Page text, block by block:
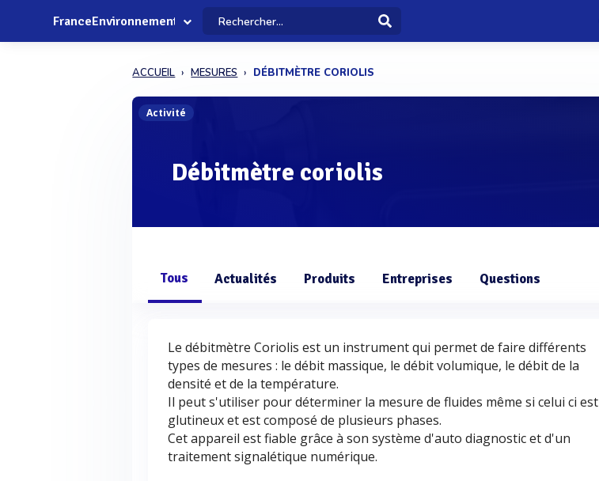
FranceEnvironnement
ACCUEIL MESURES DÉBITMÈTRE CORIOLIS
Activité
Débitmètre coriolis
Tous Actualités Produits Entreprises Questions
Le débitmètre Coriolis est un instrument qui permet de faire différents
types de mesures : le débit massique, le débit volumique, le débit de la
densité et de la température.
Il peut s'utiliser pour déterminer la mesure de fluides même si celui ci est
glutineux et est composé de plusieurs phases.
Cet appareil est fiable grâce à son système d'auto diagnostic et d'un
traitement signalétique numérique.